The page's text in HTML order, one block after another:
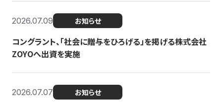
2026.07.09 お知らせ
コングラント、「社会に贈与をひろげる」を掲げる株式会社
ZOYOへ出資を実施
2026.07.07 お知らせ